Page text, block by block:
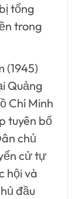
tổng
trong
(1945)
Quảng
Chí Minh
tuyên bố
chủ
cử tự
hội và
đầu